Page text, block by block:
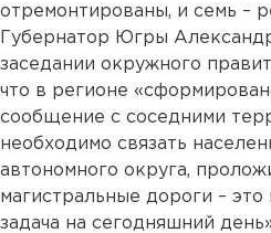
отремонтированы, и семь –
Губернатор Югры
заседании окружного
что в регионе
сообщение с соседними
необходимо связать
автономного округа,
магистральные дороги –
задача на сегодняшний